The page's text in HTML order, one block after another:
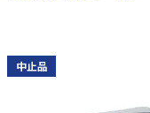
中止品